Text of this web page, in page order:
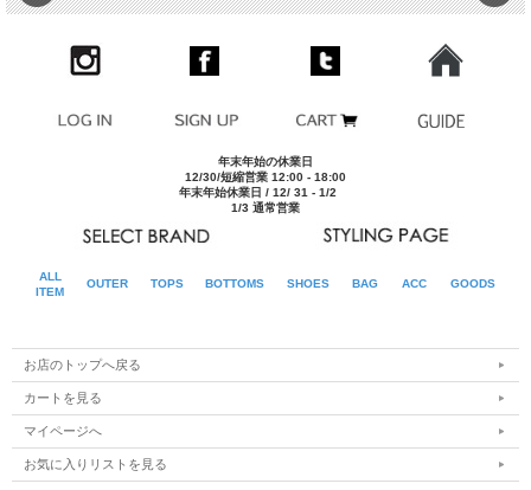
※サイズ表は平均値です。商品には個体差がありますため1
■実寸平均値（ユニセックス仕様）
28.5cm 69cm
29cm 70cm
29.5cm 71cm
年末年始の休業日
12/30/短縮営業 12:00 - 18:00
年末年始休業日 / 12/ 31 - 1/2
1/3 通常営業
ALL
ITEM
OUTER TOPS BOTTOMS SHOES BAG ACC GOODS
お店のトップへ戻る
カートを見る
マイページへ
お気に入りリストを見る